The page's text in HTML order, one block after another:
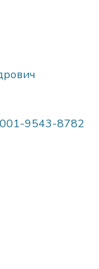
9543-8782